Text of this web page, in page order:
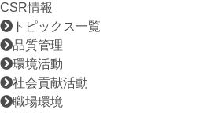
CSR情報
トピックス一覧
品質管理
環境活動
社会貢献活動
職場環境